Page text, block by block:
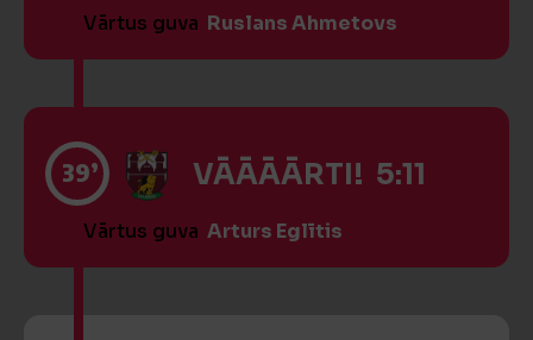
Vārtus guva Ruslans Ahmetovs
39’ VĀĀĀĀRTI! 5:11
Vārtus guva Arturs Eglītis